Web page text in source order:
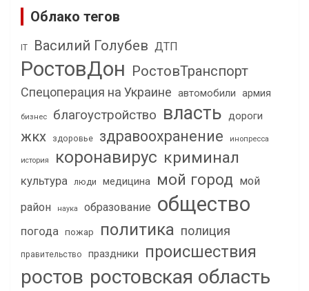
Облако тегов
IT Василий Голубев ДТП
РостовДон РостовТранспорт
Спецоперация на Украине автомобили армия
бизнес благоустройство власть дороги
жкх здоровье здравоохранение инопресса
история коронавирус криминал
культура люди медицина мой город мой
район
наука образование общество
погода пожар политика полиция
правительство праздники происшествия
ростов ростовская область